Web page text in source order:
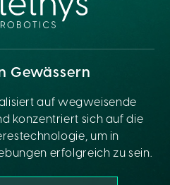
Gewässern
auf wegweisende
konzentriert sich auf die
um in
erfolgreich zu sein.